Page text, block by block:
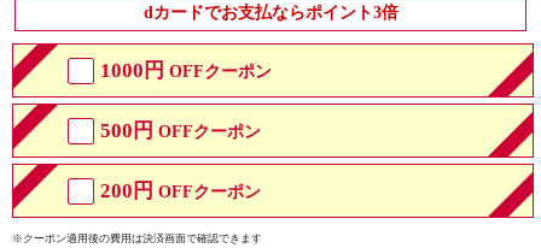
dカードでお支払ならポイント3倍
1000円 OFFクーポン
500円 OFFクーポン
200円 OFFクーポン
※クーポン適用後の費用は決済画面で確認できます